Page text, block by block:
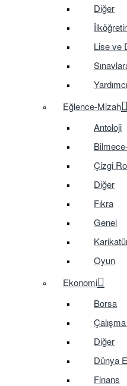
Diğer
Lise ve
Eğlence-Mizah
Antoloji
Çizgi
Diğer
Fıkra
Genel
Oyun
Ekonomi
Borsa
Diğer
Dünya
Finans